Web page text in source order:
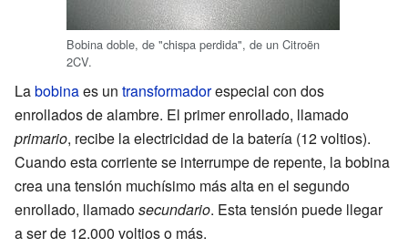
Bobina doble, de "chispa perdida", de un Citroën
2CV.
Labobinaes un transformadorespecial con dos
enrollados de alambre. El primer enrollado, llamado
primario, recibe la electricidad de la batería (12 voltios).
Cuando esta corriente se interrumpe de repente, la bobina
crea una tensión muchísimo más alta en el segundo
enrollado, llamadosecundario. Esta tensión puede llegar
a ser de 12.000 voltios o más.